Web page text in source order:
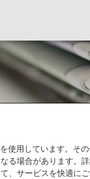
お知ら
使用しています。そ
る場合があります。
、サービスを快適に